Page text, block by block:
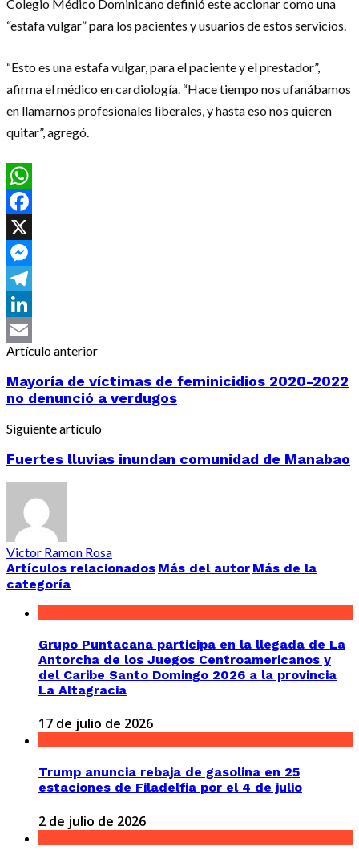
Colegio Médico Dominicano definió este accionar como una
“estafa vulgar” para los pacientes y usuarios de estos servicios.
“Esto es una estafa vulgar, para el paciente y el prestador”,
afirma el médico en cardiología. “Hace tiempo nos ufanábamos
en llamarnos profesionales liberales, y hasta eso nos quieren
quitar”, agregó.
WhatsApp
Facebook
X
Messenger
Telegram
LinkedIn
Email
Artículo anterior
Mayoría de víctimas de feminicidios 2020-2022
no denunció a verdugos
Siguiente artículo
Fuertes lluvias inundan comunidad de Manabao
Victor Ramon Rosa
Artículos relacionados Más del autor Más de la
categoría
Grupo Puntacana participa en la llegada de La
Antorcha de los Juegos Centroamericanos y
del Caribe Santo Domingo 2026 a la provincia
La Altagracia
17 de julio de 2026
Trump anuncia rebaja de gasolina en 25
estaciones de Filadelfia por el 4 de julio
2 de julio de 2026